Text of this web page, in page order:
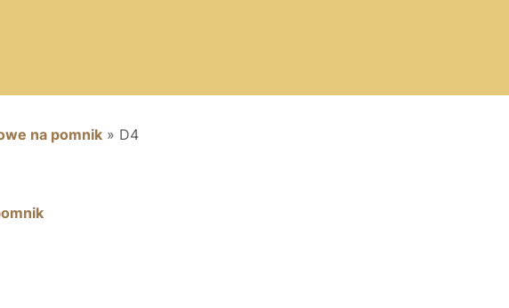
na pomnik » D4